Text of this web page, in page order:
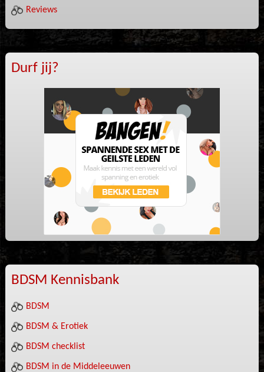
Reviews
Durf jij?
BDSM Kennisbank
BDSM
BDSM & Erotiek
BDSM checklist
BDSM in de Middeleeuwen